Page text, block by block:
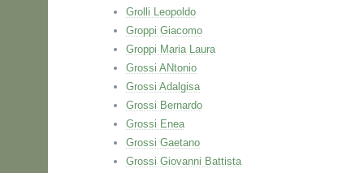
Grolli Leopoldo
Groppi Giacomo
Groppi Maria Laura
Grossi ANtonio
Grossi Adalgisa
Grossi Bernardo
Grossi Enea
Grossi Gaetano
Grossi Giovanni Battista